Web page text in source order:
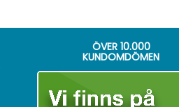
ÖVER 10.000
KUNDOMDÖMEN